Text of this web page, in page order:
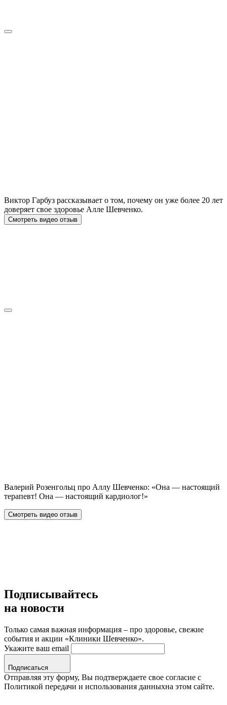
Виктор Гарбуз рассказывает о том, почему он уже более 20 лет
доверяет свое здоровье Алле Шевченко.
Смотреть видео отзыв
Валерий Розенгольц про Аллу Шевченко: «Она — настоящий
терапевт! Она — настоящий кардиолог!»
Смотреть видео отзыв
Подписывайтесь
на новости
Только самая важная информация – про здоровье, свежие
события и акции «Клиники Шевченко».
Укажите ваш email
Подписаться
Отправляя эту форму, Вы подтверждаете свое согласие с
Политикой передачи и использования данныхна этом сайте.